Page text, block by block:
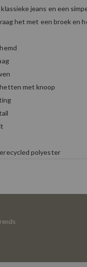
jeans en een
het met een broek en
met knoop
polyester